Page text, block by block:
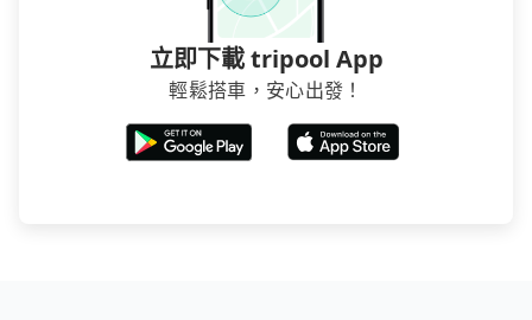
立即下載 tripool App
輕鬆搭車，安心出發！